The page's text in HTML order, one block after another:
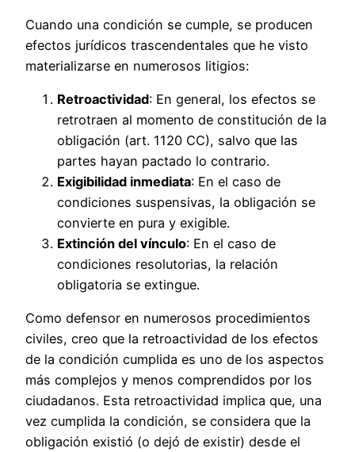
Cuando una condición se cumple, se producen
efectos jurídicos trascendentales que he visto
materializarse en numerosos litigios:
Retroactividad: En general, los efectos se
retrotraen al momento de constitución de la
obligación (art. 1120 CC), salvo que las
partes hayan pactado lo contrario.
Exigibilidad inmediata: En el caso de
condiciones suspensivas, la obligación se
convierte en pura y exigible.
Extinción del vínculo: En el caso de
condiciones resolutorias, la relación
obligatoria se extingue.
Como defensor en numerosos procedimientos
civiles, creo que la retroactividad de los efectos
de la condición cumplida es uno de los aspectos
más complejos y menos comprendidos por los
ciudadanos. Esta retroactividad implica que, una
vez cumplida la condición, se considera que la
obligación existió (o dejó de existir) desde el